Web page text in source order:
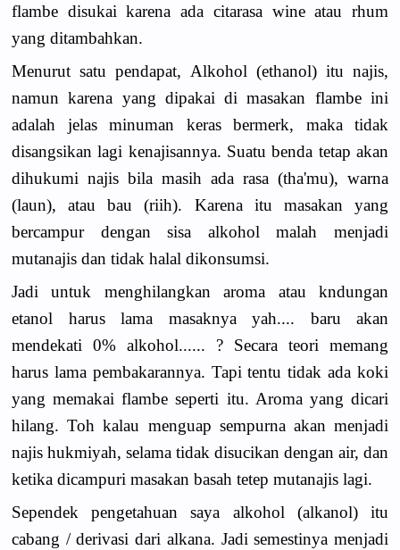
flambe disukai karena ada citarasa wine atau rhum
yang ditambahkan.
Menurut satu pendapat, Alkohol (ethanol) itu najis,
namun karena yang dipakai di masakan flambe ini
adalah jelas minuman keras bermerk, maka tidak
disangsikan lagi kenajisannya. Suatu benda tetap akan
dihukumi najis bila masih ada rasa (tha'mu), warna
(laun), atau bau (riih). Karena itu masakan yang
bercampur dengan sisa alkohol malah menjadi
mutanajis dan tidak halal dikonsumsi.
Jadi untuk menghilangkan aroma atau kndungan
etanol harus lama masaknya yah.... baru akan
mendekati 0% alkohol...... ? Secara teori memang
harus lama pembakarannya. Tapi tentu tidak ada koki
yang memakai flambe seperti itu. Aroma yang dicari
hilang. Toh kalau menguap sempurna akan menjadi
najis hukmiyah, selama tidak disucikan dengan air, dan
ketika dicampuri masakan basah tetep mutanajis lagi.
Sependek pengetahuan saya alkohol (alkanol) itu
cabang / derivasi dari alkana. Jadi semestinya menjadi